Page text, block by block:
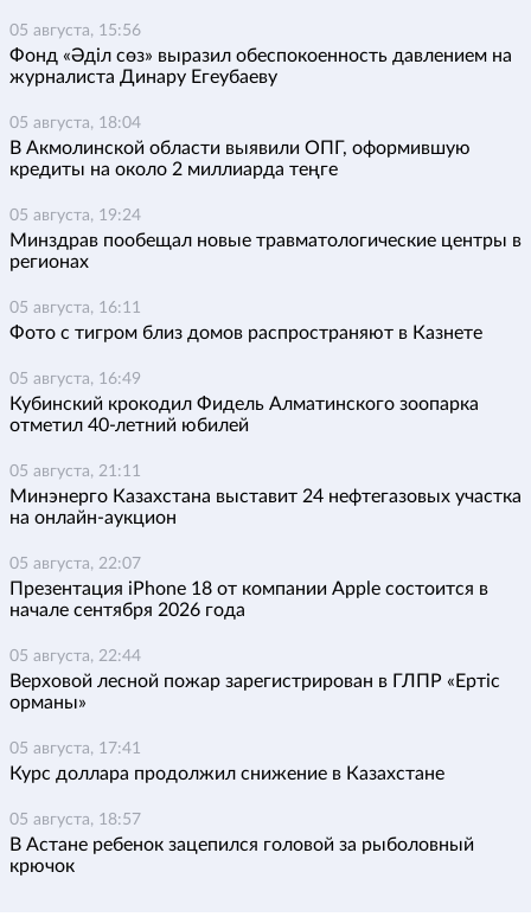
05 августа, 15:56
Фонд «Әділ сөз» выразил обеспокоенность давлением на
журналиста Динару Егеубаеву
05 августа, 18:04
В Акмолинской области выявили ОПГ, оформившую
кредиты на около 2 миллиарда теңге
05 августа, 19:24
Минздрав пообещал новые травматологические центры в
регионах
05 августа, 16:11
Фото с тигром близ домов распространяют в Казнете
05 августа, 16:49
Кубинский крокодил Фидель Алматинского зоопарка
отметил 40-летний юбилей
05 августа, 21:11
Минэнерго Казахстана выставит 24 нефтегазовых участка
на онлайн-аукцион
05 августа, 22:07
Презентация iPhone 18 от компании Apple состоится в
начале сентября 2026 года
05 августа, 22:44
Верховой лесной пожар зарегистрирован в ГЛПР «Ертіс
орманы»
05 августа, 17:41
Курс доллара продолжил снижение в Казахстане
05 августа, 18:57
В Астане ребенок зацепился головой за рыболовный
крючок